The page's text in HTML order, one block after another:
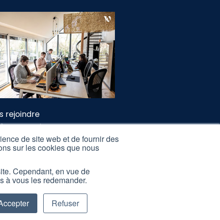
de site web et de fournir des
sur les cookies que nous
Cependant, en vue de
à vous les redemander.
Refuser
rejoindre
Formations
légales
Formations